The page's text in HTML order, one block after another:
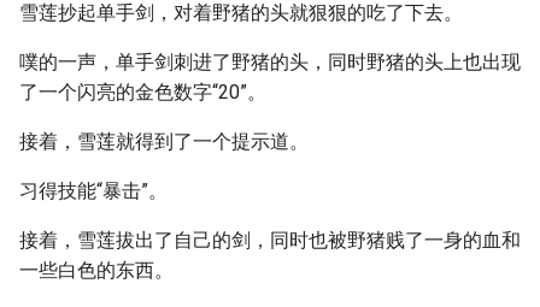
雪莲抄起单手剑，对着野猪的头就狠狠的吃了下去。
噗的一声，单手剑刺进了野猪的头，同时野猪的头上也出现
了一个闪亮的金色数字“20”。
接着，雪莲就得到了一个提示道。
习得技能“暴击”。
接着，雪莲拔出了自己的剑，同时也被野猪贱了一身的血和
一些白色的东西。